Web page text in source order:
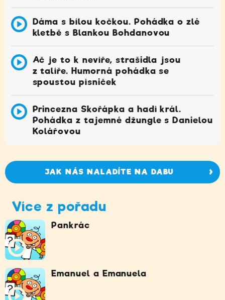
Dáma s bílou kočkou. Pohádka o zlé
kletbě s Blankou Bohdanovou
Ač je to k nevíře, strašidla jsou
z talíře. Humorná pohádka se
spoustou písniček
Princezna Skořápka a hadí král.
Pohádka z tajemné džungle s Danielou
Kolářovou
JAK NÁS NALADÍTE NA DABU
Více z pořadu
Pankrác
Emanuel a Emanuela